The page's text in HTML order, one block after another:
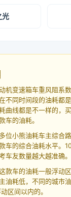
光
机变速箱车重风阻系
不同时间段的油耗都
曲线都是不一样的，
车的油耗。
位小熊油耗车主综合
车的综合油耗水平。
车友数量越大越准确。
款车的油耗一般浮动
油耗低，不同的城市
区间以内的。